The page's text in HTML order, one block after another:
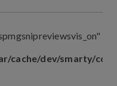
cache/dev/smarty/